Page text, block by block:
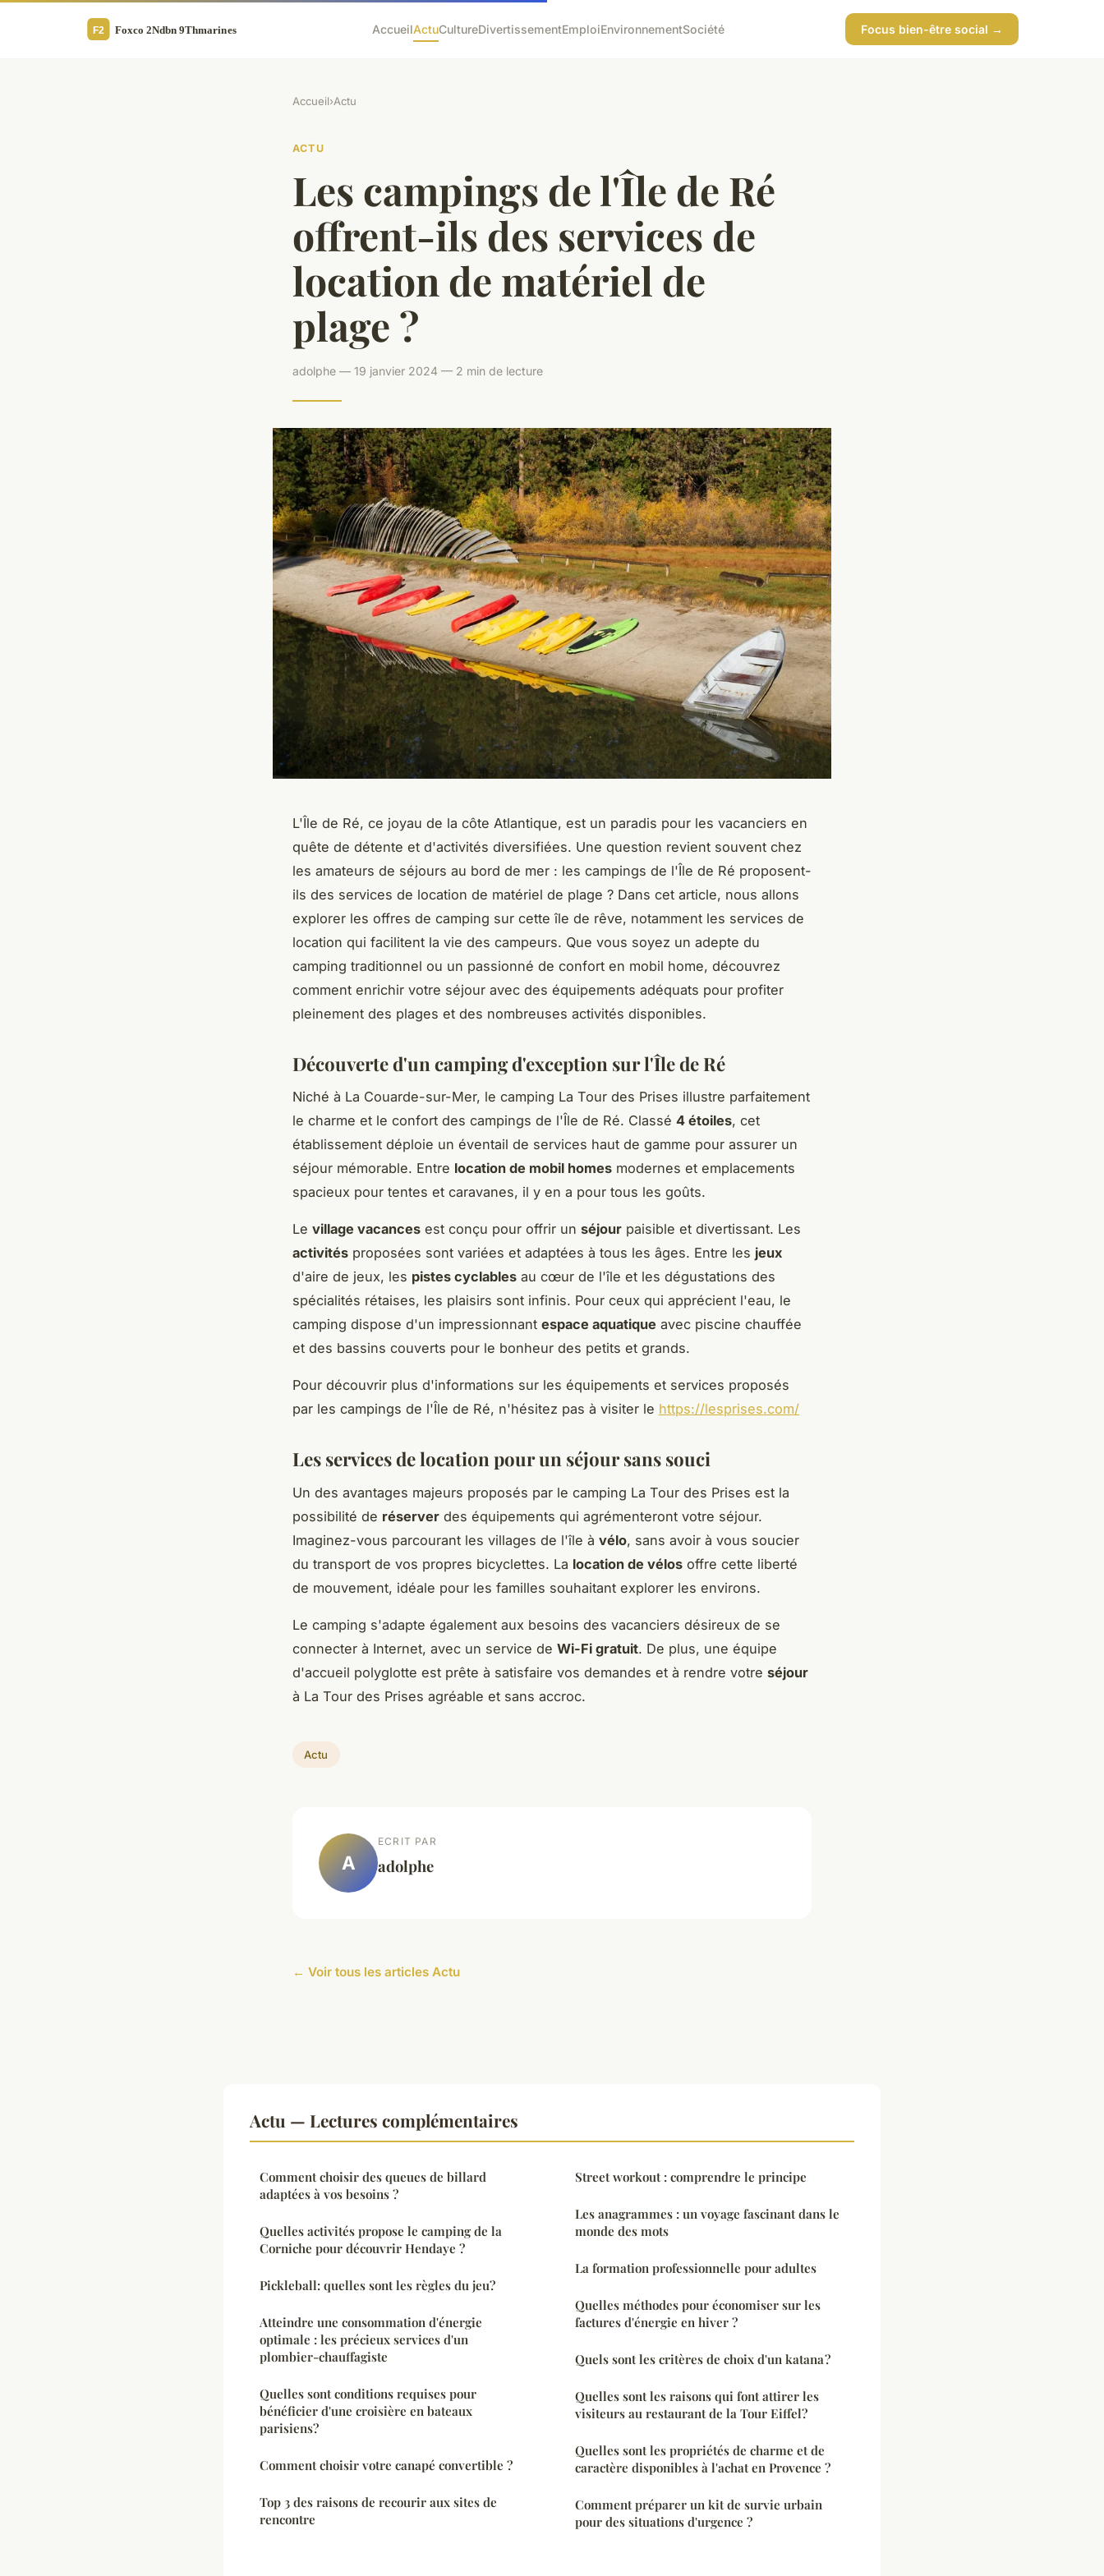
AccueilActuCultureDivertissementEmploiEnvironnementSociété Focus bien-être social →
Accueil›Actu
ACTU
Les campings de l'Île de Ré
offrent-ils des services de
location de matériel de
plage ?
adolphe — 19 janvier 2024 — 2 min de lecture
L'Île de Ré, ce joyau de la côte Atlantique, est un paradis pour les vacanciers en
quête de détente et d'activités diversifiées. Une question revient souvent chez
les amateurs de séjours au bord de mer : les campings de l'Île de Ré proposent-
ils des services de location de matériel de plage ? Dans cet article, nous allons
explorer les offres de camping sur cette île de rêve, notamment les services de
location qui facilitent la vie des campeurs. Que vous soyez un adepte du
camping traditionnel ou un passionné de confort en mobil home, découvrez
comment enrichir votre séjour avec des équipements adéquats pour profiter
pleinement des plages et des nombreuses activités disponibles.
Découverte d'un camping d'exception sur l'Île de Ré
Niché à La Couarde-sur-Mer, le camping La Tour des Prises illustre parfaitement
le charme et le confort des campings de l'Île de Ré. Classé 4 étoiles, cet
établissement déploie un éventail de services haut de gamme pour assurer un
séjour mémorable. Entre location de mobil homes modernes et emplacements
spacieux pour tentes et caravanes, il y en a pour tous les goûts.
Le village vacances est conçu pour offrir un séjour paisible et divertissant. Les
activités proposées sont variées et adaptées à tous les âges. Entre les jeux
d'aire de jeux, les pistes cyclables au cœur de l'île et les dégustations des
spécialités rétaises, les plaisirs sont infinis. Pour ceux qui apprécient l'eau, le
camping dispose d'un impressionnant espace aquatique avec piscine chauffée
et des bassins couverts pour le bonheur des petits et grands.
Pour découvrir plus d'informations sur les équipements et services proposés
par les campings de l'Île de Ré, n'hésitez pas à visiter le https://lesprises.com/
Les services de location pour un séjour sans souci
Un des avantages majeurs proposés par le camping La Tour des Prises est la
possibilité de réserver des équipements qui agrémenteront votre séjour.
Imaginez-vous parcourant les villages de l'île à vélo, sans avoir à vous soucier
du transport de vos propres bicyclettes. La location de vélos offre cette liberté
de mouvement, idéale pour les familles souhaitant explorer les environs.
Le camping s'adapte également aux besoins des vacanciers désireux de se
connecter à Internet, avec un service de Wi-Fi gratuit. De plus, une équipe
d'accueil polyglotte est prête à satisfaire vos demandes et à rendre votre séjour
à La Tour des Prises agréable et sans accroc.
Actu
A
ECRIT PAR
adolphe
← Voir tous les articles Actu
Actu — Lectures complémentaires
Comment choisir des queues de billard
adaptées à vos besoins ?
Quelles activités propose le camping de la
Corniche pour découvrir Hendaye ?
Pickleball: quelles sont les règles du jeu?
Atteindre une consommation d'énergie
optimale : les précieux services d'un
plombier-chauffagiste
Quelles sont conditions requises pour
bénéficier d'une croisière en bateaux
parisiens?
Comment choisir votre canapé convertible ?
Top 3 des raisons de recourir aux sites de
rencontre
Street workout : comprendre le principe
Les anagrammes : un voyage fascinant dans le
monde des mots
La formation professionnelle pour adultes
Quelles méthodes pour économiser sur les
factures d'énergie en hiver ?
Quels sont les critères de choix d'un katana ?
Quelles sont les raisons qui font attirer les
visiteurs au restaurant de la Tour Eiffel?
Quelles sont les propriétés de charme et de
caractère disponibles à l'achat en Provence ?
Comment préparer un kit de survie urbain
pour des situations d'urgence ?